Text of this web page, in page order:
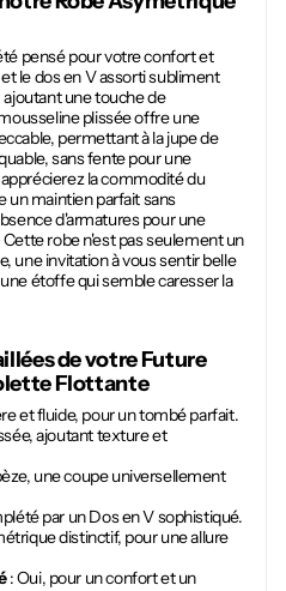
pensé pour votre confort et
le dos en V assorti subliment
une touche de
plissée offre une
permettant à la jupe de
sans fente pour une
la commodité du
un maintien parfait sans
d'armatures pour une
robe n'est pas seulement un
une invitation à vous sentir belle
étoffe qui semble caresser la
de votre Future
Flottante
et fluide, pour un tombé parfait.
ajoutant texture et
une coupe universellement
par un Dos en V sophistiqué.
distinctif, pour une allure
: Oui, pour un confort et un